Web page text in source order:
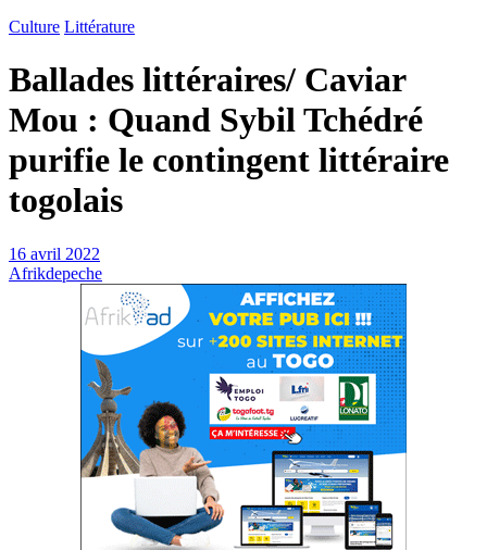
Culture Littérature
Ballades littéraires/ Caviar
Mou : Quand Sybil Tchédré
purifie le contingent littéraire
togolais
16 avril 2022
Afrikdepeche